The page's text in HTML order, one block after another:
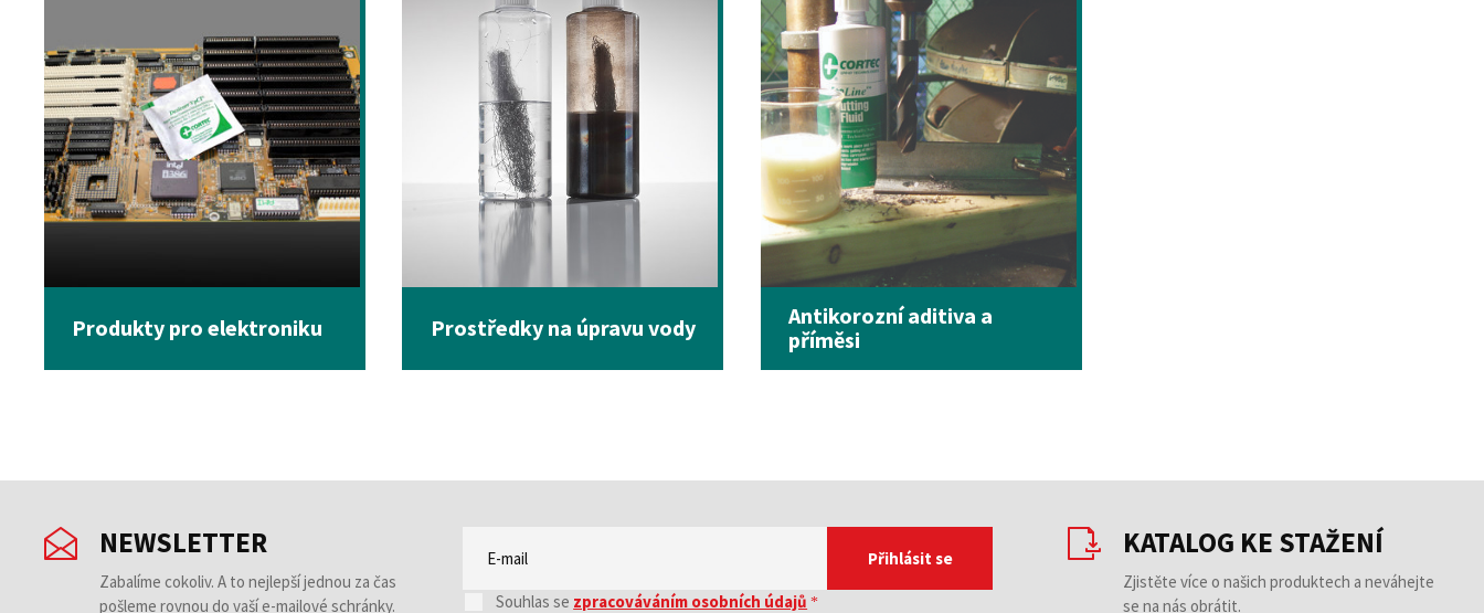
Produkty pro elektroniku Prostředky na úpravu vody
Antikorozní aditiva a
příměsi
NEWSLETTER
Zabalíme cokoliv. A to nejlepší jednou za čas
pošleme rovnou do vaší e-mailové schránky.
Přihlásit se
Souhlas se zpracováváním osobních údajů
KATALOG KE STAŽENÍ
Zjistěte více o našich produktech a neváhejte
se na nás obrátit.